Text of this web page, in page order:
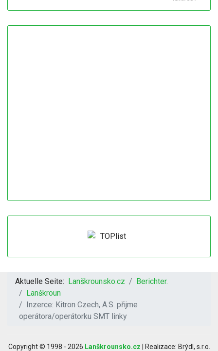
Aktuelle Seite: Lanškrounsko.cz
Berichter.
Lanškroun
Inzerce: Kitron Czech, A.S. přijme
operátora/operátorku SMT linky
Copyright © 1998 - 2026 Lanškrounsko.cz | Realizace: Brýdl, s.r.o.